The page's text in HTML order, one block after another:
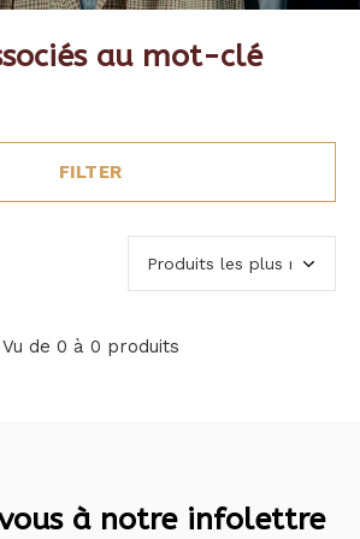
au mot-clé
FILTER
Vu de 0 à 0 produits
à notre infolettre